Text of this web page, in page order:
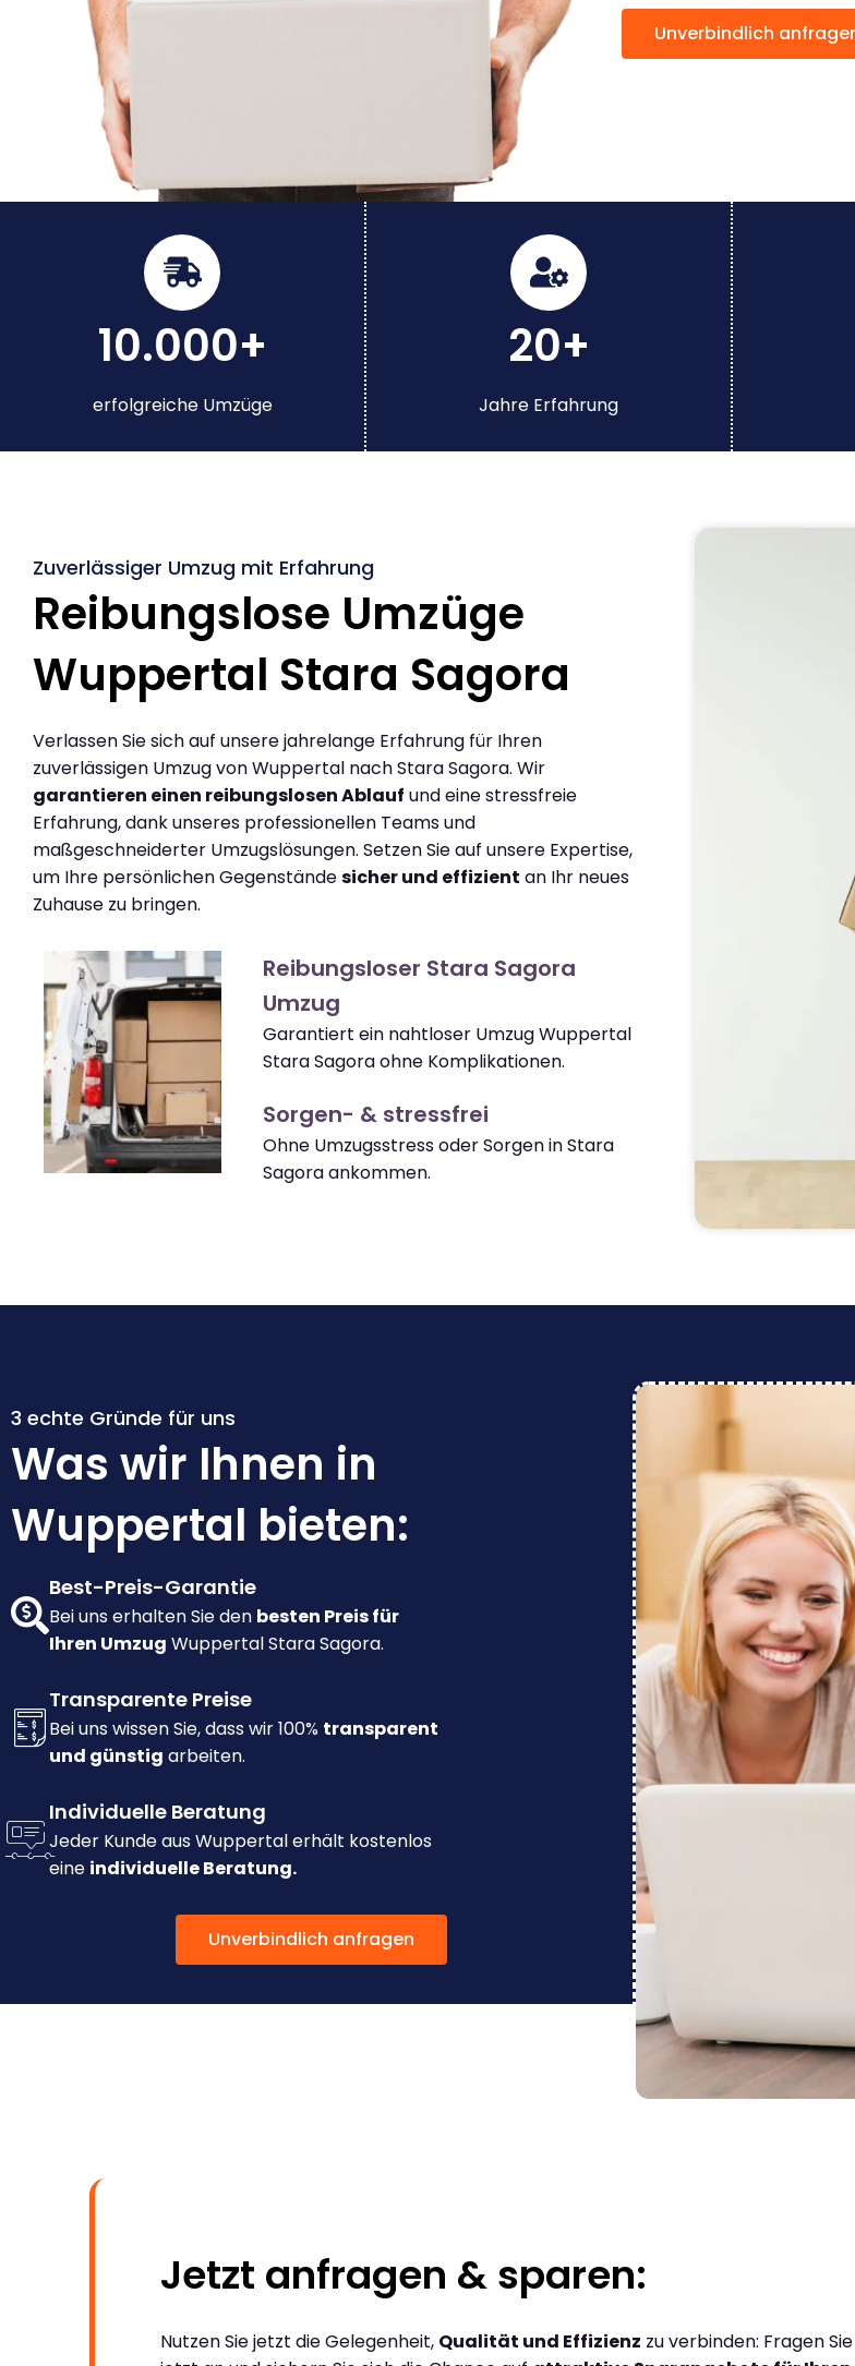
Unverbindlich
10.000+
erfolgreiche Umzüge
20+
Jahre Erfahrung
Zuverlässiger Umzug mit Erfahrung
Reibungslose Umzüge
Wuppertal Stara Sagora
Verlassen Sie sich auf unsere jahrelange Erfahrung für Ihren
zuverlässigen Umzug von Wuppertal nach Stara Sagora. Wir
garantieren einen reibungslosen Ablauf und eine stressfreie
Erfahrung, dank unseres professionellen Teams und
maßgeschneiderter Umzugslösungen. Setzen Sie auf unsere Expertise,
um Ihre persönlichen Gegenständesicher und effizient an Ihr neues
Zuhause zu bringen.
Reibungsloser Stara Sagora
Umzug
Garantiert ein nahtloser Umzug Wuppertal
Stara Sagora ohne Komplikationen.
Sorgen- & stressfrei
Ohne Umzugsstress oder Sorgen in Stara
Sagora ankommen.
3 echte Gründe für uns
Was wir Ihnen in
Wuppertal bieten:
Best-Preis-Garantie
Bei uns erhalten Sie den besten Preis für
Ihren Umzug Wuppertal Stara Sagora.
Transparente Preise
Bei uns wissen Sie, dass wir 100% transparent
und günstig arbeiten.
Individuelle Beratung
Jeder Kunde aus Wuppertal erhält kostenlos
eine individuelle Beratung.
Unverbindlich anfragen
Jetzt anfragen & sparen:
Nutzen Sie jetzt die Gelegenheit, Qualität und Effizienz zu verbinden: Fragen Sie